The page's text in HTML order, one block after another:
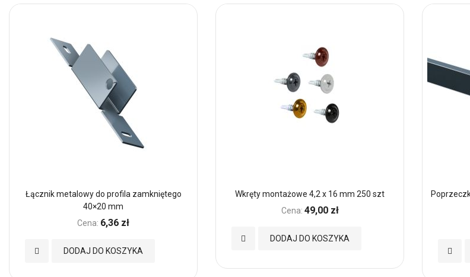
Łącznik metalowy do profila zamkniętego
40×20 mm
Cena: 6,36 zł
DODAJ DO KOSZYKA
Dodaj
Wkręty montażowe 4,2 x 16 mm 250 szt
Cena: 49,00 zł
DODAJ DO KOSZYKA
Dodaj
Dodaj